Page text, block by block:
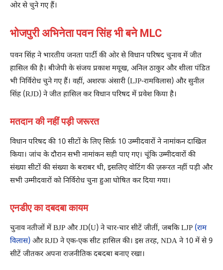
ओर से चुने गए हैं।
भोजपुरी अभिनेता पवन सिंह भी बने MLC
पवन सिंह ने भारतीय जनता पार्टी की ओर से विधान परिषद चुनाव में जीत
हासिल की है। बीजेपी के संजय प्रकाश मयूख, अनिल ठाकुर और शीला पंडित
भी निर्विरोध चुने गए हैं। वहीं, अशरफ अंसारी (LJP-रामविलास) और सुनील
सिंह (RJD) ने जीत हासिल कर विधान परिषद में प्रवेश किया है।
मतदान की नहीं पड़ी जरूरत
विधान परिषद की 10 सीटों के लिए सिर्फ़ 10 उम्मीदवारों ने नामांकन दाखिल
किया। जांच के दौरान सभी नामांकन सही पाए गए। चूंकि उम्मीदवारों की
संख्या सीटों की संख्या के बराबर थी, इसलिए वोटिंग की ज़रूरत नहीं पड़ी और
सभी उम्मीदवारों को निर्विरोध चुना हुआ घोषित कर दिया गया।
एनडीए का दबदबा कायम
चुनाव नतीजों में BJP और JD(U) ने चार-चार सीटें जीतीं, जबकि LJP (राम
विलास) और RJD ने एक-एक सीट हासिल की। ​​इस तरह, NDA ने 10 में से 9
सीटें जीतकर अपना राजनीतिक दबदबा बनाए रखा।